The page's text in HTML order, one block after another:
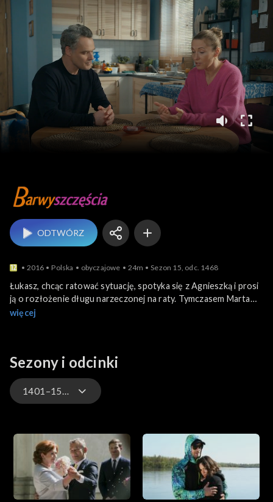
Barwy szczęścia
ODTWÓRZ
2016 Polska obyczajowe 24m Sezon 15, odc. 1468
Łukasz, chcąc ratować sytuację, spotyka się z Agnieszką i prosi
ją o rozłożenie długu narzeczonej na raty. Tymczasem Marta
podejrzewa, że blogerka celowo nalegała na pożyczkę pod
czy pasuje do tego zespołu.
więcej
Sezony i odcinki
1401–1500
3201-3300
3101-3200